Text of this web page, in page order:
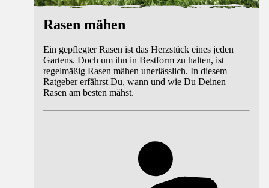
Rasen mähen
Ein gepflegter Rasen ist das Herzstück eines jeden
Gartens. Doch um ihn in Bestform zu halten, ist
regelmäßig Rasen mähen unerlässlich. In diesem
Ratgeber erfährst Du, wann und wie Du Deinen
Rasen am besten mähst.